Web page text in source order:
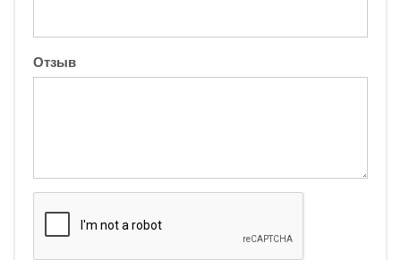
Отзыв